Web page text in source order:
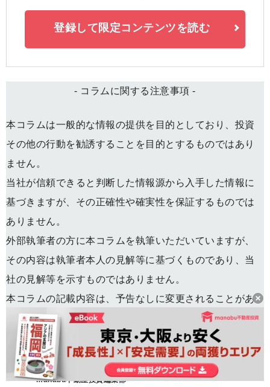
登録して限定コンテンツを読む
- コラムに関する注意事項 -
本コラムは一般的な情報の提供を目的としており、投資
その他の行動を勧誘することを目的とするものではあり
ません。
当社が信頼できると判断した情報源から入手した情報に
基づきますが、その正確性や確実性を保証するものでは
ありません。
外部執筆者の方に本コラムを執筆いただいていますが、
その内容は執筆者本人の見解等に基づくものであり、当
社の見解等を示すものではありません。
本コラムの記載内容は、予告なしに変更されることがあ
ります。
著者
manabu不動産投資編集部